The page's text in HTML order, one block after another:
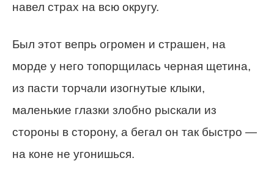
навел страх на всю округу.
Был этот вепрь огромен и страшен, на
морде у него топорщилась черная щетина,
из пасти торчали изогнутые клыки,
маленькие глазки злобно рыскали из
стороны в сторону, а бегал он так быстро —
на коне не угонишься.